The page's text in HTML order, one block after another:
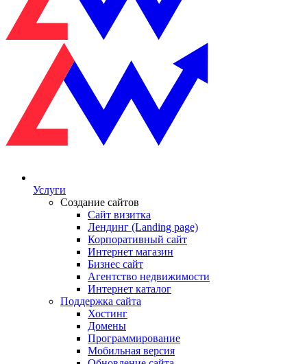
Услуги
Создание сайтов
Сайт визитка
Лендинг (Landing page)
Корпоративный сайт
Интернет магазин
Бизнес сайт
Агентство недвижимости
Интернет каталог
Поддержка сайта
Хостинг
Домены
Программирование
Мобильная версия